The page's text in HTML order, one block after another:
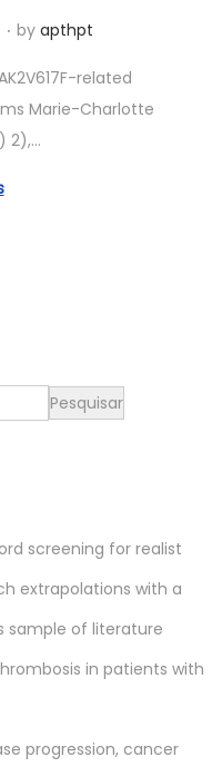
A
r
i
l
1
. by apthpt
related
Marie-Charlotte
2),…
Pesquisar
screening for realist
extrapolations with a
sample of literature
in patients with
progression, cancer